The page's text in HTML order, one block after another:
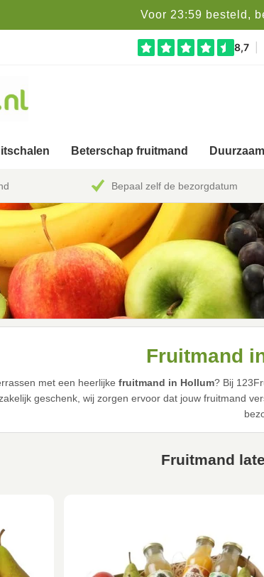
Voor 23:59 besteld,
Beterschap fruitmand
Bepaal zelf de bezorgdatum
Fruitmand
met een heerlijkefruitmand in Hollum? Bij
geschenk, wij zorgen ervoor dat jouw fruitmand
Fruitmand